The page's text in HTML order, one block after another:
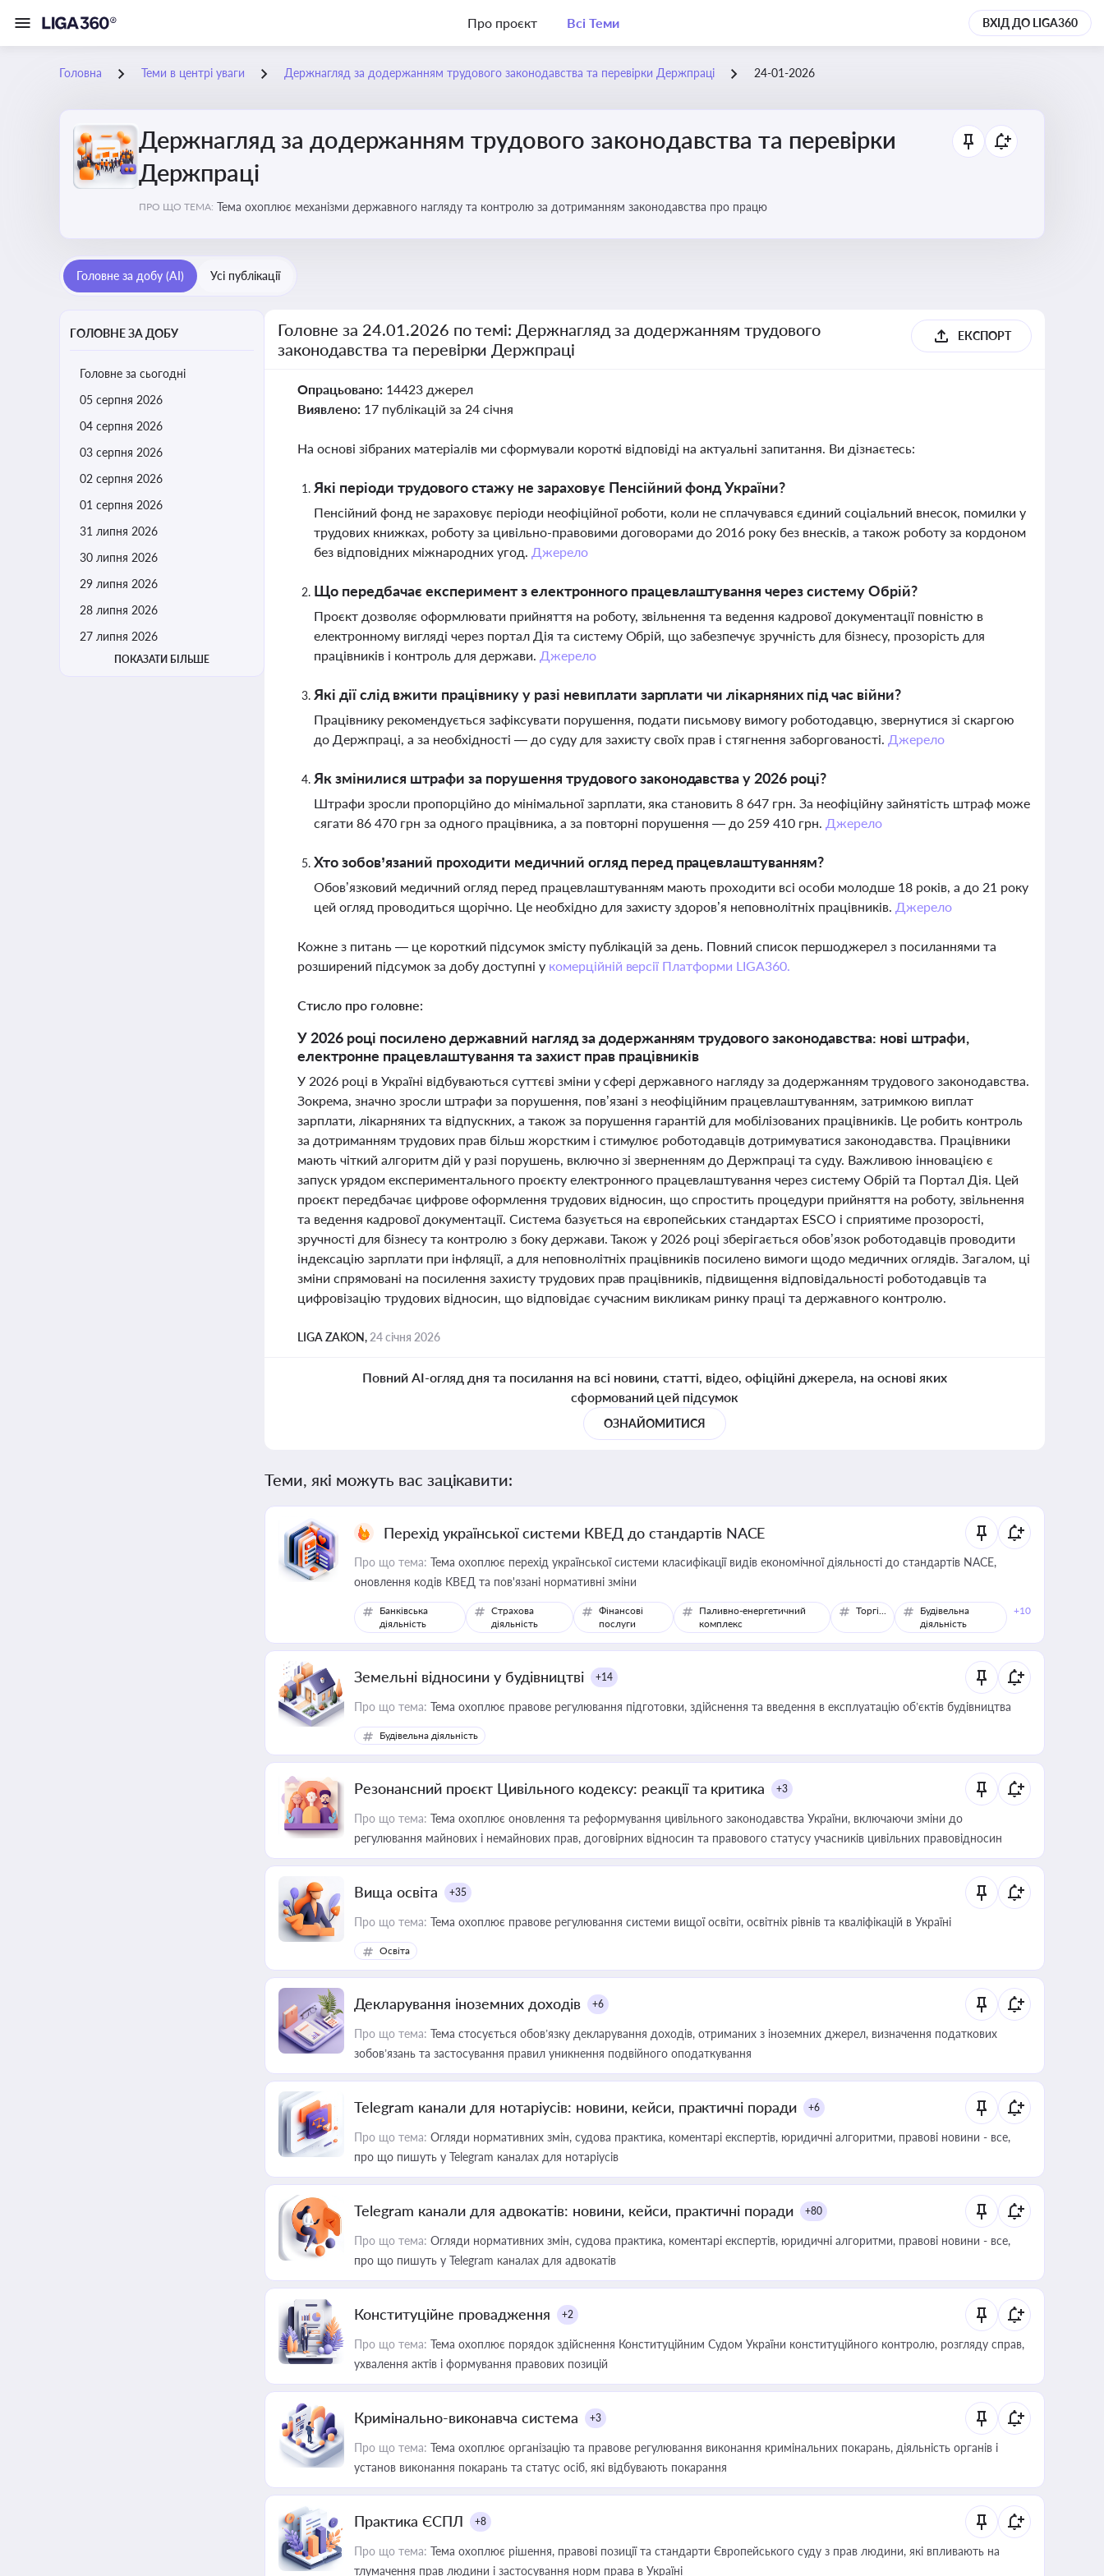
Про проєкт Всі Теми ВХІД ДО LIGA360
Головна Теми в центрі уваги Держнагляд за додержанням трудового законодавства та перевірки Держпраці 24-01-2026
Держнагляд за додержанням трудового законодавства та перевірки
Держпраці
ПРО ЩО ТЕМА: Тема охоплює механізми державного нагляду та контролю за дотриманням законодавства про працю
Головне за добу (AI) Усі публікації
ГОЛОВНЕ ЗА ДОБУ
Головне за сьогодні
05 серпня 2026
04 серпня 2026
03 серпня 2026
02 серпня 2026
01 серпня 2026
31 липня 2026
30 липня 2026
29 липня 2026
28 липня 2026
27 липня 2026
ПОКАЗАТИ БІЛЬШЕ
Головне за 24.01.2026 по темі: Держнагляд за додержанням трудового
законодавства та перевірки Держпраці
ЕКСПОРТ
Опрацьовано: 14423 джерел
Виявлено: 17 публікацій за 24 січня
На основі зібраних матеріалів ми сформували короткі відповіді на актуальні запитання. Ви дізнаєтесь:
Які періоди трудового стажу не зараховує Пенсійний фонд України?
Пенсійний фонд не зараховує періоди неофіційної роботи, коли не сплачувався єдиний соціальний внесок, помилки у
трудових книжках, роботу за цивільно-правовими договорами до 2016 року без внесків, а також роботу за кордоном
без відповідних міжнародних угод. Джерело
Що передбачає експеримент з електронного працевлаштування через систему Обрій?
Проєкт дозволяє оформлювати прийняття на роботу, звільнення та ведення кадрової документації повністю в
електронному вигляді через портал Дія та систему Обрій, що забезпечує зручність для бізнесу, прозорість для
працівників і контроль для держави. Джерело
Які дії слід вжити працівнику у разі невиплати зарплати чи лікарняних під час війни?
Працівнику рекомендується зафіксувати порушення, подати письмову вимогу роботодавцю, звернутися зі скаргою
до Держпраці, а за необхідності — до суду для захисту своїх прав і стягнення заборгованості. Джерело
Як змінилися штрафи за порушення трудового законодавства у 2026 році?
Штрафи зросли пропорційно до мінімальної зарплати, яка становить 8 647 грн. За неофіційну зайнятість штраф може
сягати 86 470 грн за одного працівника, а за повторні порушення — до 259 410 грн. Джерело
Хто зобов’язаний проходити медичний огляд перед працевлаштуванням?
Обов’язковий медичний огляд перед працевлаштуванням мають проходити всі особи молодше 18 років, а до 21 року
цей огляд проводиться щорічно. Це необхідно для захисту здоров’я неповнолітніх працівників. Джерело
Кожне з питань — це короткий підсумок змісту публікацій за день. Повний список першоджерел з посиланнями та
розширений підсумок за добу доступні у комерційній версії Платформи LIGA360.
Стисло про головне:
У 2026 році посилено державний нагляд за додержанням трудового законодавства: нові штрафи,
електронне працевлаштування та захист прав працівників
У 2026 році в Україні відбуваються суттєві зміни у сфері державного нагляду за додержанням трудового законодавства.
Зокрема, значно зросли штрафи за порушення, пов’язані з неофіційним працевлаштуванням, затримкою виплат
зарплати, лікарняних та відпускних, а також за порушення гарантій для мобілізованих працівників. Це робить контроль
за дотриманням трудових прав більш жорстким і стимулює роботодавців дотримуватися законодавства. Працівники
мають чіткий алгоритм дій у разі порушень, включно зі зверненням до Держпраці та суду. Важливою інновацією є
запуск урядом експериментального проєкту електронного працевлаштування через систему Обрій та Портал Дія. Цей
проєкт передбачає цифрове оформлення трудових відносин, що спростить процедури прийняття на роботу, звільнення
та ведення кадрової документації. Система базується на європейських стандартах ESCO і сприятиме прозорості,
зручності для бізнесу та контролю з боку держави. Також у 2026 році зберігається обов’язок роботодавців проводити
індексацію зарплати при інфляції, а для неповнолітніх працівників посилено вимоги щодо медичних оглядів. Загалом, ці
зміни спрямовані на посилення захисту трудових прав працівників, підвищення відповідальності роботодавців та
цифровізацію трудових відносин, що відповідає сучасним викликам ринку праці та державного контролю.
LIGA ZAKON, 24 січня 2026
Повний AI-огляд дня та посилання на всі новини, статті, відео, офіційні джерела, на основі яких
сформований цей підсумок
ОЗНАЙОМИТИСЯ
Теми, які можуть вас зацікавити:
Перехід української системи КВЕД до стандартів NACE
Про що тема: Тема охоплює перехід української системи класифікації видів економічної діяльності до стандартів NACE,
оновлення кодів КВЕД та пов'язані нормативні зміни
Банківська
діяльність
Страхова
діяльність
Фінансові
послуги
Паливно-енергетичний
комплекс
Торгівля
Будівельна
діяльність
+10
Земельні відносини у будівництві +14
Про що тема: Тема охоплює правове регулювання підготовки, здійснення та введення в експлуатацію об’єктів будівництва
Будівельна діяльність
Резонансний проєкт Цивільного кодексу: реакції та критика +3
Про що тема: Тема охоплює оновлення та реформування цивільного законодавства України, включаючи зміни до
регулювання майнових і немайнових прав, договірних відносин та правового статусу учасників цивільних правовідносин
Вища освіта +35
Про що тема: Тема охоплює правове регулювання системи вищої освіти, освітніх рівнів та кваліфікацій в Україні
Освіта
Декларування іноземних доходів +6
Про що тема: Тема стосується обов’язку декларування доходів, отриманих з іноземних джерел, визначення податкових
зобов’язань та застосування правил уникнення подвійного оподаткування
Telegram канали для нотаріусів: новини, кейси, практичні поради +6
Про що тема: Огляди нормативних змін, судова практика, коментарі експертів, юридичні алгоритми, правові новини - все,
про що пишуть у Telegram каналах для нотаріусів
Telegram канали для адвокатів: новини, кейси, практичні поради +80
Про що тема: Огляди нормативних змін, судова практика, коментарі експертів, юридичні алгоритми, правові новини - все,
про що пишуть у Telegram каналах для адвокатів
Конституційне провадження +2
Про що тема: Тема охоплює порядок здійснення Конституційним Судом України конституційного контролю, розгляду справ,
ухвалення актів і формування правових позицій
Кримінально-виконавча система +3
Про що тема: Тема охоплює організацію та правове регулювання виконання кримінальних покарань, діяльність органів і
установ виконання покарань та статус осіб, які відбувають покарання
Практика ЄСПЛ +8
Про що тема: Тема охоплює рішення, правові позиції та стандарти Європейського суду з прав людини, які впливають на
тлумачення прав людини і застосування норм права в Україні